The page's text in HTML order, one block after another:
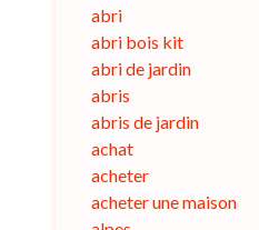
abri
abri bois kit
abri de jardin
abris
abris de jardin
achat
acheter
acheter une maison